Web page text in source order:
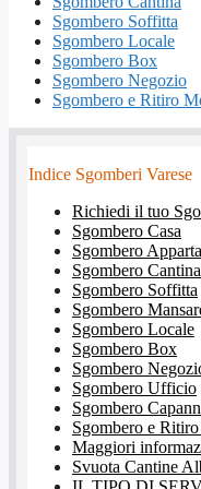
Sgombero Soffitta
Sgombero Locale
Sgombero Box
Sgombero Negozio
Sgombero e Ritiro
Indice Sgomberi Varese
Richiedi il tuo
Sgombero Casa
Sgombero
Sgombero Cantina
Sgombero Soffitta
Sgombero
Sgombero Locale
Sgombero Box
Sgombero
Sgombero Ufficio
Sgombero
Sgombero e
Maggiori
Svuota Cantine